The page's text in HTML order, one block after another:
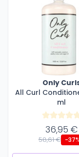
Only
All Curl
ml
36,95 €
58,61 € -